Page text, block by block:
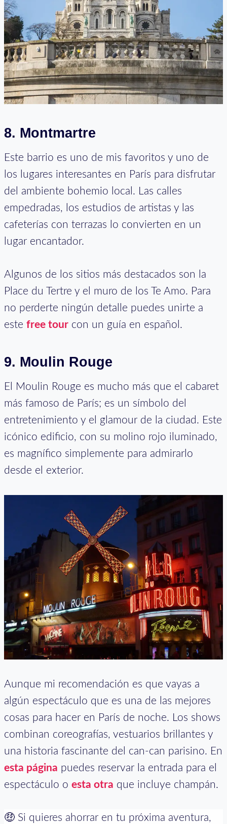
8. Montmartre
Este barrio es uno de mis favoritos y uno de
los lugares interesantes en París para disfrutar
del ambiente bohemio local. Las calles
empedradas, los estudios de artistas y las
cafeterías con terrazas lo convierten en un
lugar encantador.
Algunos de los sitios más destacados son la
Place du Tertre y el muro de los Te Amo. Para
no perderte ningún detalle puedes unirte a
este free tour con un guía en español.
9. Moulin Rouge
El Moulin Rouge es mucho más que el cabaret
más famoso de París; es un símbolo del
entretenimiento y el glamour de la ciudad. Este
icónico edificio, con su molino rojo iluminado,
es magnífico simplemente para admirarlo
desde el exterior.
Aunque mi recomendación es que vayas a
algún espectáculo que es una de las mejores
cosas para hacer en París de noche. Los shows
combinan coreografías, vestuarios brillantes y
una historia fascinante del can-can parisino. En
esta página puedes reservar la entrada para el
espectáculo o esta otra que incluye champán.
🤑 Si quieres ahorrar en tu próxima aventura,